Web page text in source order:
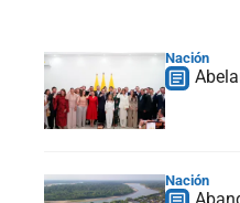
Nación
Nación